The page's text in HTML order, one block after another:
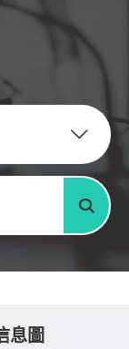
搜尋
息圖